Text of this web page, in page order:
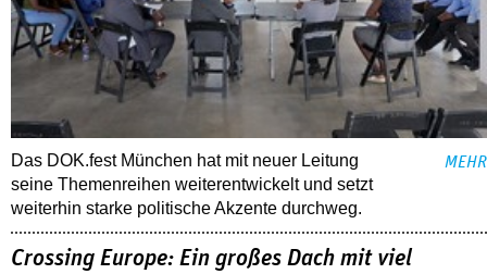
Das DOK.fest München hat mit neuer Leitung
seine Themenreihen weiterentwickelt und setzt
weiterhin starke politische Akzente durchweg.
MEHR
Crossing Europe: Ein großes Dach mit viel